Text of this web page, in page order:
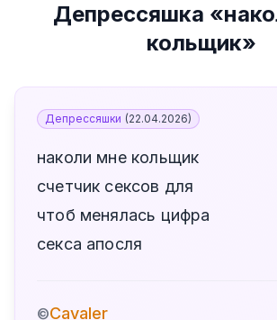
Депрессяшка «
кольщик»
Депрессяшки (22.04.2026)
наколи мне кольщик
счетчик сексов для
чтоб менялась цифра
секса апосля
©Cavaler